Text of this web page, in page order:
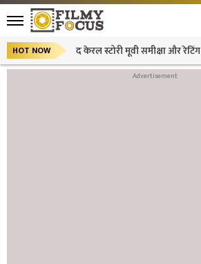
HOT NOW द केरल स्टोरी मूवी समीक्षा और रेटिंग